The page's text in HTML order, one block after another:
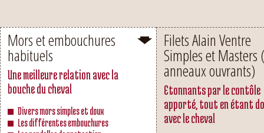
Mors et embouchures
habituels
Une meilleure relation avec la
bouche du cheval
Divers mors simples et doux
Les différentes embouchures
Filets Alain Ventre
Simples et Masters
anneaux ouvrants)
Etonnants par le contôle
apporté, tout en étant
avec le cheval